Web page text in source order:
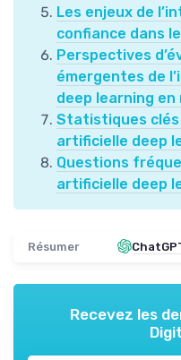
Les enjeux de
confiance dans
Perspectives
émergentes de
deep learning
Statistiques clés
artificielle deep
Questions
artificielle deep
Résumer
Recevez les